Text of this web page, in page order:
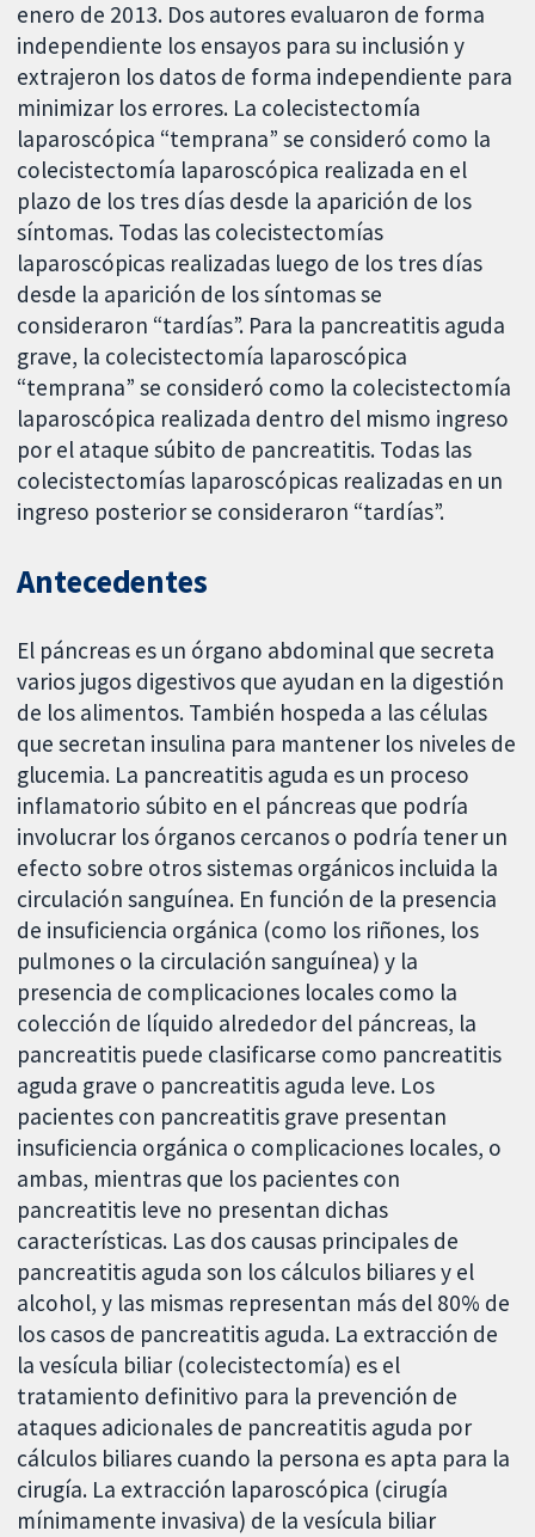
enero de 2013. Dos autores evaluaron de forma
independiente los ensayos para su inclusión y
extrajeron los datos de forma independiente para
minimizar los errores. La colecistectomía
laparoscópica “temprana” se consideró como la
colecistectomía laparoscópica realizada en el
plazo de los tres días desde la aparición de los
síntomas. Todas las colecistectomías
laparoscópicas realizadas luego de los tres días
desde la aparición de los síntomas se
consideraron “tardías”. Para la pancreatitis aguda
grave, la colecistectomía laparoscópica
“temprana” se consideró como la colecistectomía
laparoscópica realizada dentro del mismo ingreso
por el ataque súbito de pancreatitis. Todas las
colecistectomías laparoscópicas realizadas en un
ingreso posterior se consideraron “tardías”.
Antecedentes
El páncreas es un órgano abdominal que secreta
varios jugos digestivos que ayudan en la digestión
de los alimentos. También hospeda a las células
que secretan insulina para mantener los niveles de
glucemia. La pancreatitis aguda es un proceso
inflamatorio súbito en el páncreas que podría
involucrar los órganos cercanos o podría tener un
efecto sobre otros sistemas orgánicos incluida la
circulación sanguínea. En función de la presencia
de insuficiencia orgánica (como los riñones, los
pulmones o la circulación sanguínea) y la
presencia de complicaciones locales como la
colección de líquido alrededor del páncreas, la
pancreatitis puede clasificarse como pancreatitis
aguda grave o pancreatitis aguda leve. Los
pacientes con pancreatitis grave presentan
insuficiencia orgánica o complicaciones locales, o
ambas, mientras que los pacientes con
pancreatitis leve no presentan dichas
características. Las dos causas principales de
pancreatitis aguda son los cálculos biliares y el
alcohol, y las mismas representan más del 80% de
los casos de pancreatitis aguda. La extracción de
la vesícula biliar (colecistectomía) es el
tratamiento definitivo para la prevención de
ataques adicionales de pancreatitis aguda por
cálculos biliares cuando la persona es apta para la
cirugía. La extracción laparoscópica (cirugía
mínimamente invasiva) de la vesícula biliar